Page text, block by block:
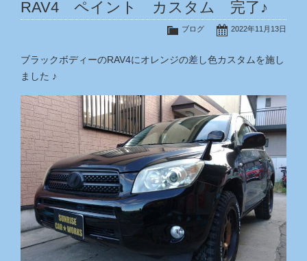
RAV4 ペイント カスタム 完了♪
2022年11月13日
ブログ
ブラックボディーのRAV4にオレンジの差し色カスタムを施し
ました ♪